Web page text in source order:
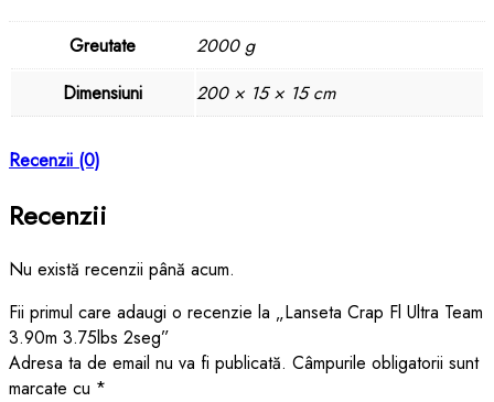
Greutate
2000 g
Dimensiuni
200 × 15 × 15 cm
Recenzii (0)
Recenzii
Nu există recenzii până acum.
Fii primul care adaugi o recenzie la „Lanseta Crap Fl Ultra Team
3.90m 3.75lbs 2seg”
Adresa ta de email nu va fi publicată. Câmpurile obligatorii sunt
marcate cu *